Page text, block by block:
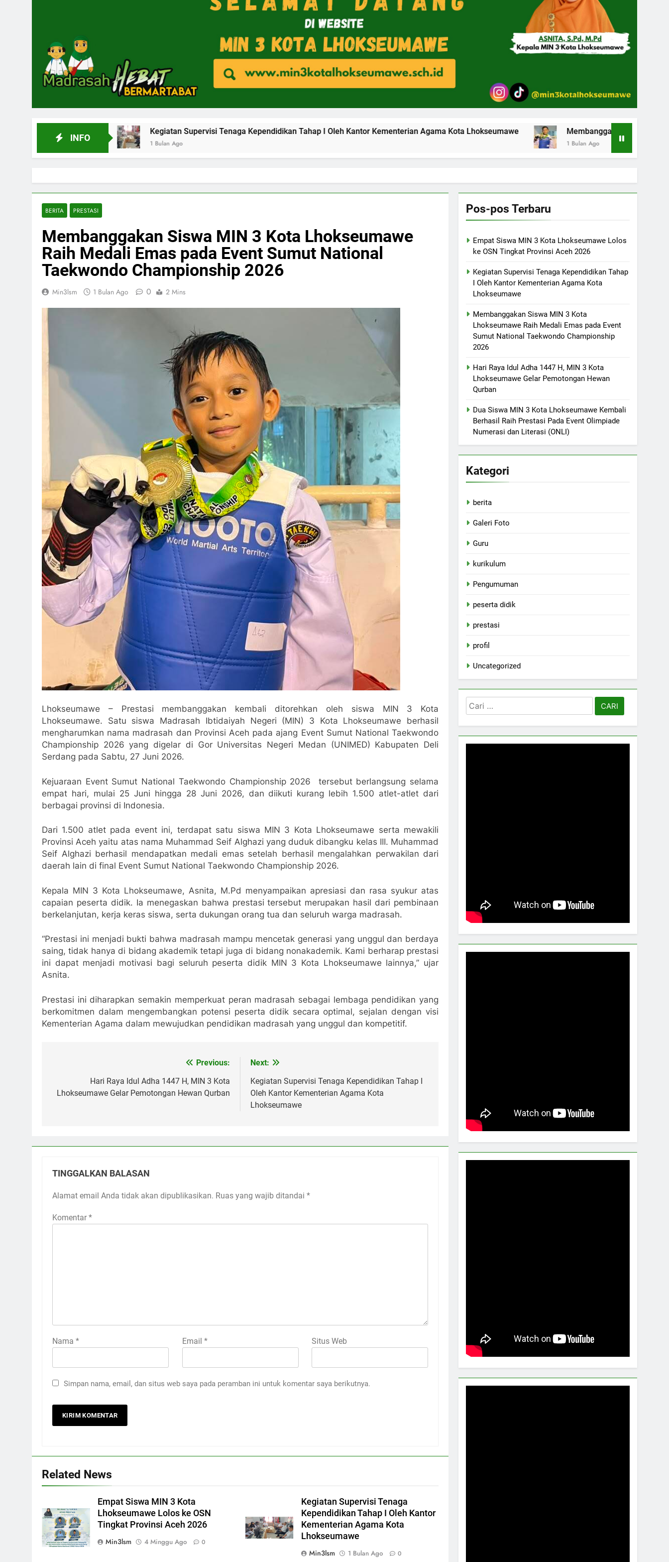
INFO
Kegiatan Supervisi Tenaga Kependidikan Tahap I Oleh Kantor Kementerian Agama Kota Lhokseumawe
1 Bulan Ago
Membanggakan Siswa MIN 3 Kota
1 Bulan Ago
BERITA PRESTASI
Membanggakan Siswa MIN 3 Kota Lhokseumawe
Raih Medali Emas pada Event Sumut National
Taekwondo Championship 2026
Min3lsm 1 Bulan Ago 0 2 Mins
Lhokseumawe – Prestasi membanggakan kembali ditorehkan oleh siswa MIN 3 Kota
Lhokseumawe. Satu siswa Madrasah Ibtidaiyah Negeri (MIN) 3 Kota Lhokseumawe berhasil
mengharumkan nama madrasah dan Provinsi Aceh pada ajang Event Sumut National Taekwondo
Championship 2026 yang digelar di Gor Universitas Negeri Medan (UNIMED) Kabupaten Deli
Serdang pada Sabtu, 27 Juni 2026.
Kejuaraan Event Sumut National Taekwondo Championship 2026 tersebut berlangsung selama
empat hari, mulai 25 Juni hingga 28 Juni 2026, dan diikuti kurang lebih 1.500 atlet-atlet dari
berbagai provinsi di Indonesia.
Dari 1.500 atlet pada event ini, terdapat satu siswa MIN 3 Kota Lhokseumawe serta mewakili
Provinsi Aceh yaitu atas nama Muhammad Seif Alghazi yang duduk dibangku kelas III. Muhammad
Seif Alghazi berhasil mendapatkan medali emas setelah berhasil mengalahkan perwakilan dari
daerah lain di final Event Sumut National Taekwondo Championship 2026.
Kepala MIN 3 Kota Lhokseumawe, Asnita, M.Pd menyampaikan apresiasi dan rasa syukur atas
capaian peserta didik. Ia menegaskan bahwa prestasi tersebut merupakan hasil dari pembinaan
berkelanjutan, kerja keras siswa, serta dukungan orang tua dan seluruh warga madrasah.
“Prestasi ini menjadi bukti bahwa madrasah mampu mencetak generasi yang unggul dan berdaya
saing, tidak hanya di bidang akademik tetapi juga di bidang nonakademik. Kami berharap prestasi
ini dapat menjadi motivasi bagi seluruh peserta didik MIN 3 Kota Lhokseumawe lainnya,” ujar
Asnita.
Prestasi ini diharapkan semakin memperkuat peran madrasah sebagai lembaga pendidikan yang
berkomitmen dalam mengembangkan potensi peserta didik secara optimal, sejalan dengan visi
Kementerian Agama dalam mewujudkan pendidikan madrasah yang unggul dan kompetitif.
Previous:
Hari Raya Idul Adha 1447 H, MIN 3 Kota
Lhokseumawe Gelar Pemotongan Hewan Qurban
Next:
Kegiatan Supervisi Tenaga Kependidikan Tahap I
Oleh Kantor Kementerian Agama Kota
Lhokseumawe
TINGGALKAN BALASAN
Alamat email Anda tidak akan dipublikasikan. Ruas yang wajib ditandai *
Komentar *
Nama * Email * Situs Web
Simpan nama, email, dan situs web saya pada peramban ini untuk komentar saya berikutnya.
Related News
Empat Siswa MIN 3 Kota
Lhokseumawe Lolos ke OSN
Tingkat Provinsi Aceh 2026
Min3lsm
4 Minggu Ago 0
Kegiatan Supervisi Tenaga
Kependidikan Tahap I Oleh Kantor
Kementerian Agama Kota
Lhokseumawe
Min3lsm
1 Bulan Ago 0
Pos-pos Terbaru
Empat Siswa MIN 3 Kota Lhokseumawe Lolos
ke OSN Tingkat Provinsi Aceh 2026
Kegiatan Supervisi Tenaga Kependidikan Tahap
I Oleh Kantor Kementerian Agama Kota
Lhokseumawe
Membanggakan Siswa MIN 3 Kota
Lhokseumawe Raih Medali Emas pada Event
Sumut National Taekwondo Championship
2026
Hari Raya Idul Adha 1447 H, MIN 3 Kota
Lhokseumawe Gelar Pemotongan Hewan
Qurban
Dua Siswa MIN 3 Kota Lhokseumawe Kembali
Berhasil Raih Prestasi Pada Event Olimpiade
Numerasi dan Literasi (ONLI)
Kategori
berita
Galeri Foto
Guru
kurikulum
Pengumuman
peserta didik
prestasi
profil
Uncategorized
Cari
untuk: